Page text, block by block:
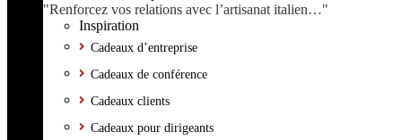
"Renforcez vos relations avec l’artisanat italien…"
Inspiration
Cadeaux d’entreprise
Cadeaux de conférence
Cadeaux clients
Cadeaux pour dirigeants